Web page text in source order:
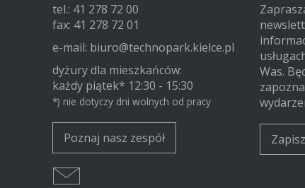
tel.: 41 278 72 00
fax: 41 278 72 01
e-mail: biuro@technopark.kielce.pl
dyżury dla mieszkańców:
każdy piątek* 12:30 - 15:30
*) nie dotyczy dni wolnych od pracy
Poznaj nasz zespół
Was.